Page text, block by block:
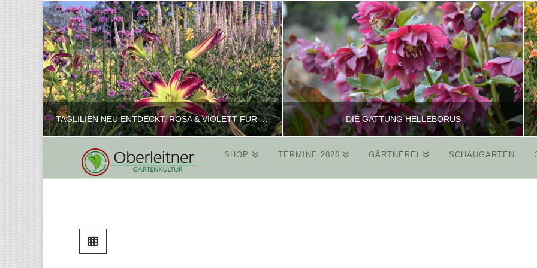
TAGLILIEN NEU ENTDECKT: ROSA & VIOLETT FÜR ROMANTISCHE PFLANZKOMBINATIONEN
REINHARD
DIE GATTUNG HELLEBORUS
REINHARD
SHOP TERMINE 2026 GÄRTNEREI SCHAUGARTEN